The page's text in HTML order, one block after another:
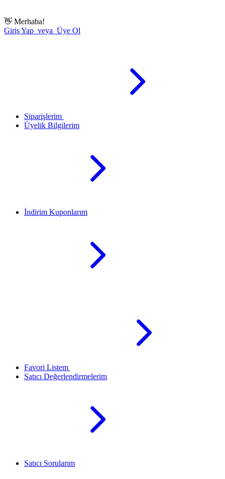
👋 Merhaba!
Giriş Yap veya Üye Ol
Siparişlerim
Üyelik Bilgilerim
İndirim Kuponlarım
Favori Listem
Satıcı Değerlendirmelerim
Satıcı Sorularım